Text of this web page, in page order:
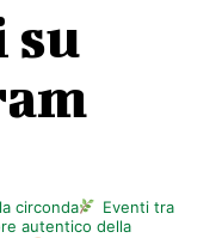
su
circonda
Eventi tra
autentico della